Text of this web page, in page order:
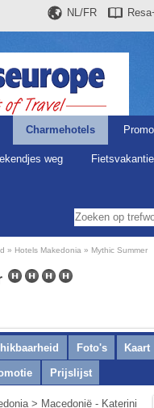
NL/FR
Charmehotels
weg
Hotels Makedonia Mythic Summer
Foto's Kaart
Prijslijst
> Macedonië - Katerini